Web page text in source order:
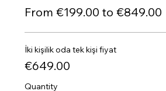
From €199.00 to €849.00
İki kişilik oda tek kişi fiyat
€649.00
Quantity